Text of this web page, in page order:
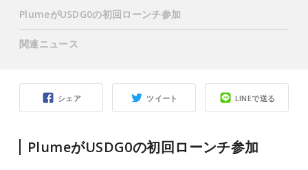
シェア ツイート LINEで送る
PlumeがUSDG0の初回ローンチ参加
PlumeがUSDG0の初回ローンチ参加
関連ニュース